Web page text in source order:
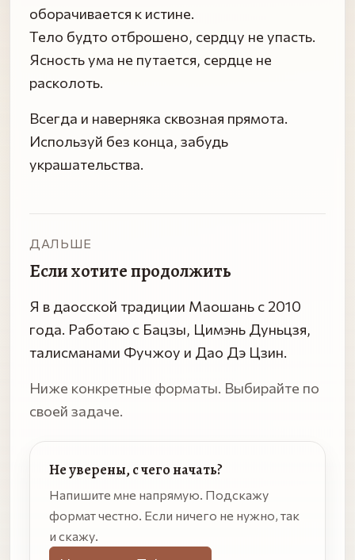
оборачивается к истине.
Тело будто отброшено, сердцу не упасть.
Ясность ума не путается, сердце не
расколоть.
Всегда и наверняка сквозная прямота.
Используй без конца, забудь
украшательства.
ДАЛЬШЕ
Если хотите продолжить
Я в даосской традиции Маошань с 2010
года. Работаю с Бацзы, Цимэнь Дуньцзя,
талисманами Фучжоу и Дао Дэ Цзин.
Ниже конкретные форматы. Выбирайте по
своей задаче.
Не уверены, с чего начать?
Напишите мне напрямую. Подскажу
формат честно. Если ничего не нужно, так
и скажу.